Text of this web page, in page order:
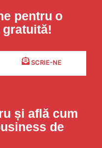
pentru o
SCRIE-NE
și află cum
de